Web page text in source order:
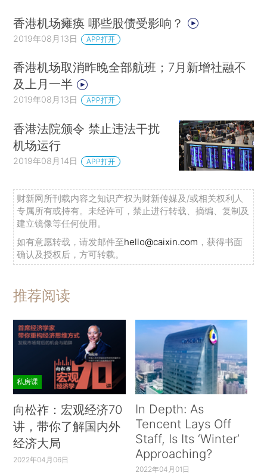
香港机场瘫痪 哪些股债受影响？
2019年08月13日 APP打开
香港机场取消昨晚全部航班；7月新增社融不
及上月一半
2019年08月13日 APP打开
香港法院颁令 禁止违法干扰
机场运行
2019年08月14日 APP打开
财新网所刊载内容之知识产权为财新传媒及/或相关权利人
专属所有或持有。未经许可，禁止进行转载、摘编、复制及
建立镜像等任何使用。
如有意愿转载，请发邮件至hello@caixin.com ，获得书面
确认及授权后，方可转载。
推荐阅读
私房课
向松祚：宏观经济70
讲，带你了解国内外
经济大局
2022年04月06日
In Depth: As
Tencent Lays Off
Staff, Is Its ‘Winter’
Approaching?
2022年04月01日